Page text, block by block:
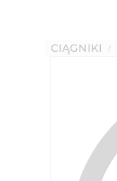
CIĄGNIKI /